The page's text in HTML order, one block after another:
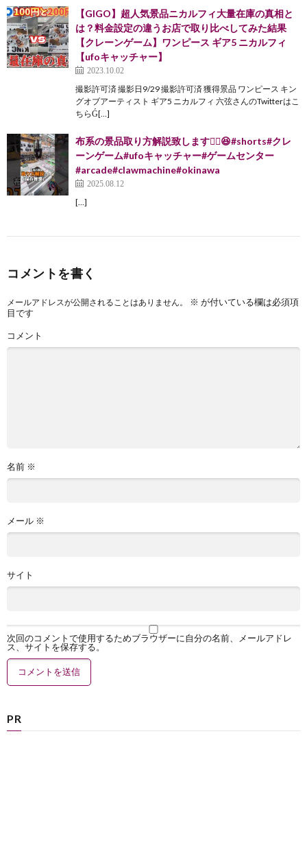
【GIGO】超人気景品ニカルフィ大量在庫の真相と
は？料金設定の違うお店で取り比べしてみた結果
【クレーンゲーム】ワンピース ギア5 ニカルフィ
【ufoキャッチャー】
2023.10.02
撮影許可済 撮影日9/29 撮影許可済 獲得景品 ワンピース キン
グオブアーティスト ギア5 ニカルフィ 六弦さんのTwitterはこ
ちらǴ[…]
布系の景品取り方解説致します☝🏻😆#shorts#クレ
ーンゲーム#ufoキャッチャー#ゲームセンター
#arcade#clawmachine#okinawa
2025.08.12
[…]
コメントを書く
メールアドレスが公開されることはありません。 ※ が付いている欄は必須項
目です
コメント
名前 ※
メール ※
サイト
次回のコメントで使用するためブラウザーに自分の名前、メールアドレ
ス、サイトを保存する。
PR